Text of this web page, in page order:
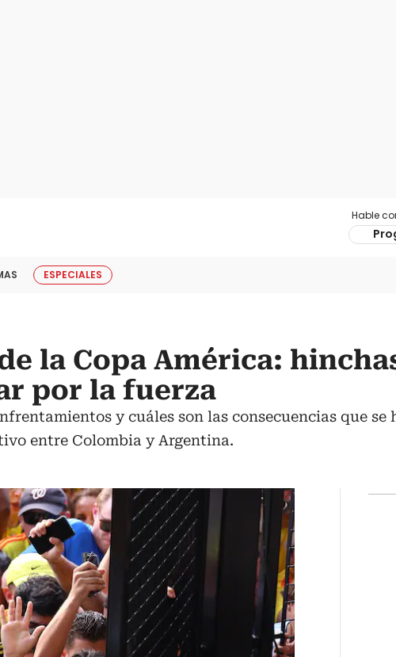
Hable
ESPECIALES
la Copa América:
por la fuerza
y cuáles son las consecuencias que se
entre Colombia y Argentina.